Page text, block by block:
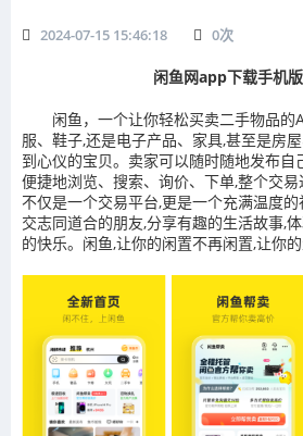
2024-07-15 15:46:18 0次
闲鱼网app下载手机
闲鱼，一个让你轻松买卖二手物品的
服、鞋子,还是电子产品、家具,甚至是房
到心仪的宝贝。卖家可以随时随地发布自
便捷地浏览、搜索、询价、下单,整个交
不仅是一个交易平台,更是一个充满温度
交志同道合的朋友,分享有趣的生活故事,
的快乐。闲鱼,让你的闲置不再闲置,让你的